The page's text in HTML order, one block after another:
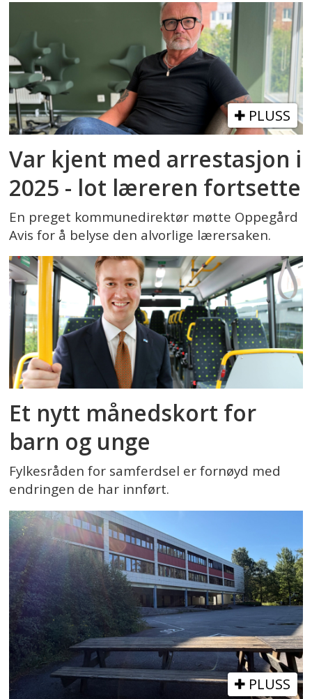
PLUSS
Var kjent med arrestasjon i
2025 - lot læreren fortsette
En preget kommunedirektør møtte Oppegård
Avis for å belyse den alvorlige lærersaken.
Et nytt månedskort for
barn og unge
Fylkesråden for samferdsel er fornøyd med
endringen de har innført.
PLUSS